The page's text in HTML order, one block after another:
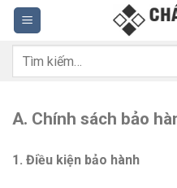
Bỏ
qua
nội
dung
Tìm
A. Chính sách bảo
1. Điều kiện bảo hành